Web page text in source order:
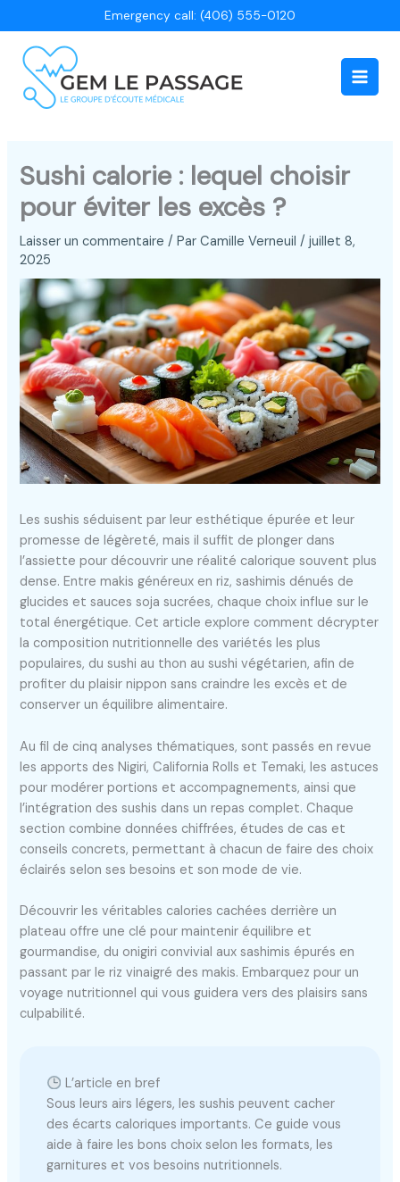
au
contenu
Emergency call: (406) 555-0120
Main
Sushi calorie : lequel choisir
pour éviter les excès ?
Laisser un commentaire / ParCamille Verneuil/juillet 8,
2025
Les sushis séduisent par leur esthétique épurée et leur
promesse de légèreté, mais il suffit de plonger dans
l’assiette pour découvrir une réalité calorique souvent plus
dense. Entre makis généreux en riz, sashimis dénués de
glucides et sauces soja sucrées, chaque choix influe sur le
total énergétique. Cet article explore comment décrypter
la composition nutritionnelle des variétés les plus
populaires, du sushi au thon au sushi végétarien, afin de
profiter du plaisir nippon sans craindre les excès et de
conserver un équilibre alimentaire.
Au fil de cinq analyses thématiques, sont passés en revue
les apports des Nigiri, California Rolls et Temaki, les astuces
pour modérer portions et accompagnements, ainsi que
l’intégration des sushis dans un repas complet. Chaque
section combine données chiffrées, études de cas et
conseils concrets, permettant à chacun de faire des choix
éclairés selon ses besoins et son mode de vie.
Découvrir les véritables calories cachées derrière un
plateau offre une clé pour maintenir équilibre et
gourmandise, du onigiri convivial aux sashimis épurés en
passant par le riz vinaigré des makis. Embarquez pour un
voyage nutritionnel qui vous guidera vers des plaisirs sans
culpabilité.
L’article en bref
Sous leurs airs légers, les sushis peuvent cacher
des écarts caloriques importants. Ce guide vous
aide à faire les bons choix selon les formats, les
garnitures et vos besoins nutritionnels.